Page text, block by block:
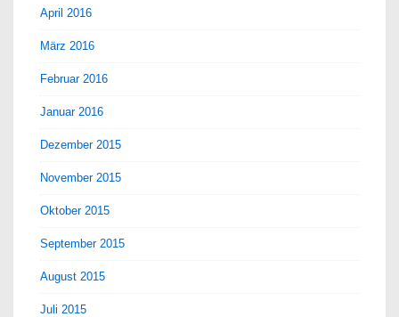
April 2016
März 2016
Februar 2016
Januar 2016
Dezember 2015
November 2015
Oktober 2015
September 2015
August 2015
Juli 2015